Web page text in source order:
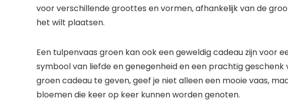
voor verschillende groottes en vormen, afhankelijk van de
het wilt plaatsen.
Een tulpenvaas groen kan ook een geweldig cadeau zijn voor
symbool van liefde en genegenheid en een prachtig
groen cadeau te geven, geef je niet alleen een mooie vaas,
bloemen die keer op keer kunnen worden genoten.